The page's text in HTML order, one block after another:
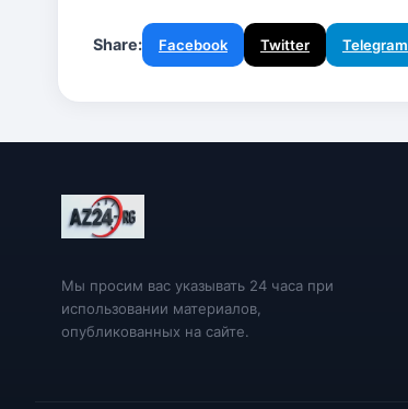
Share: Facebook Twitter Telegram
Мы просим вас указывать 24 часа при
использовании материалов,
опубликованных на сайте.